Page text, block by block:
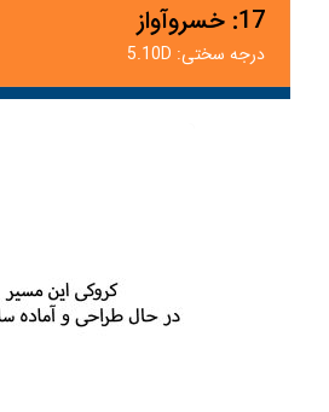
17: خسروآواز
درجه سختی: 5.10D